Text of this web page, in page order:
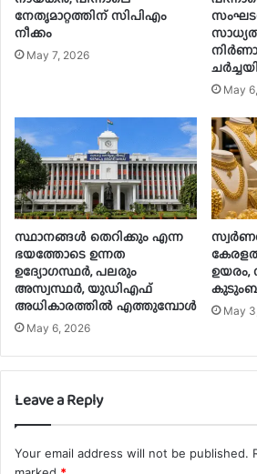
നേതൃമാറ്റത്തിന് സിപിഎം
നീക്കം
May 7, 2026
May
സ്ഥാനങ്ങൾ തെറിക്കും എന്ന
ഭയത്തോടെ ഉന്നത
ഉദ്യോഗസ്ഥർ, പലരും
അസ്വസ്ഥർ, യുഡിഎഫ്
അധികാരത്തിൽ എത്തുമ്പോൾ
May 6, 2026
May
Leave a Reply
Your email address will not be published.